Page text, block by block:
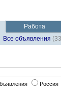
Работа
Все объявления
Россия